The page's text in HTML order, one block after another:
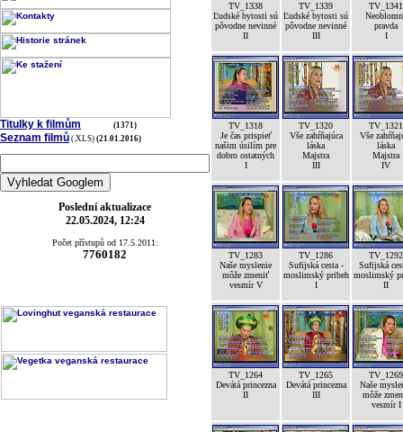
Titulky k filmům (1371)
Seznam filmů (.XLS) (21.01.2016)
Poslední aktualizace
22.05.2024, 12:24
Počet přístupů od 17.5.2011:
7760182
TV_1338
Ľudské bytosti sú
pôvodne nevinné
II
TV_1339
Ľudské bytosti sú
pôvodne nevinné
III
TV_1341
pravda
I
TV_1318
Je čas prispieť
našim úsilím pre
dobro ostatných
I
TV_1320
Vše zahŕňajúca
láska
Majstra
III
TV_1321
Vše
láska
Majstra
IV
TV_1283
Naše myslenie
môže zmeniť
vesmír V
TV_1286
Sufijská cesta -
moslimský pribeh
I
TV_1292
Sufijská
moslimský
II
TV_1264
Devátá princezna
II
TV_1265
Devátá princezna
III
TV_1269
Naše
môže
vesmír I